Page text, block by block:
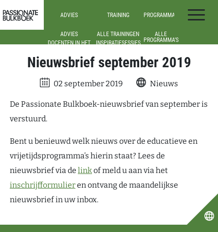
Passionate Bulkboek
ADVIES
ADVIES
DOCENTEN IN HET
DOCENTEN IN HET
MBO
LEESCONSULENTEN
TRAINING
ALLE TRAININGEN
INSPIRATIESESSIES
PROGRAMMA’S
ALLE
PROGRAMMA’S
BOVENBOUW
(VO)
Nieuwsbrief september 2019
02 september 2019 Nieuws
De Passionate Bulkboek-nieuwsbrief van september is
verstuurd.
Bent u benieuwd welk nieuws over de educatieve en
vrijetijdsprogramma’s hierin staat? Lees de
nieuwsbrief via de linkof meld u aan via het
inschrijfformulieren ontvang de maandelijkse
nieuwsbrief in uw inbox.